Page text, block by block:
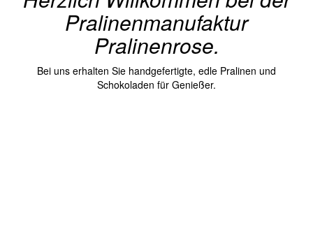
Pralinenmanufaktur
Pralinenrose.
Bei uns erhalten Sie handgefertigte, edle Pralinen und
Schokoladen für Genießer.